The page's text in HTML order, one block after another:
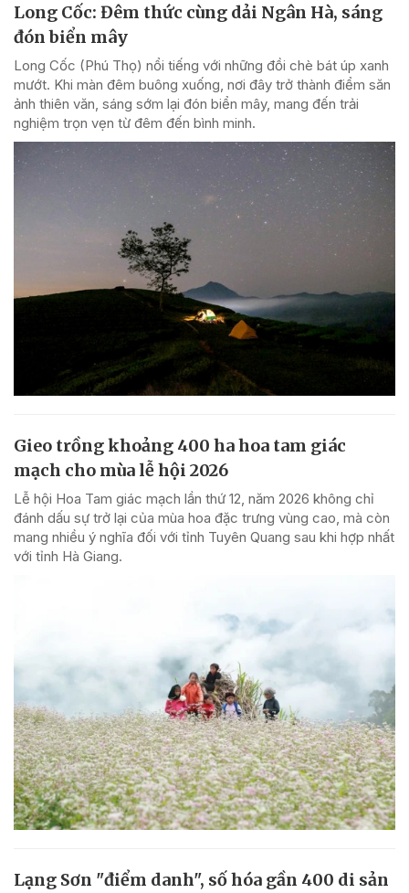
Long Cốc: Đêm thức cùng dải Ngân Hà, sáng
đón biển mây
Long Cốc (Phú Thọ) nổi tiếng với những đồi chè bát úp xanh
mướt. Khi màn đêm buông xuống, nơi đây trở thành điểm săn
ảnh thiên văn, sáng sớm lại đón biển mây, mang đến trải
nghiệm trọn vẹn từ đêm đến bình minh.
Gieo trồng khoảng 400 ha hoa tam giác
mạch cho mùa lễ hội 2026
Lễ hội Hoa Tam giác mạch lần thứ 12, năm 2026 không chỉ
đánh dấu sự trở lại của mùa hoa đặc trưng vùng cao, mà còn
mang nhiều ý nghĩa đối với tỉnh Tuyên Quang sau khi hợp nhất
với tỉnh Hà Giang.
Lạng Sơn "điểm danh", số hóa gần 400 di sản